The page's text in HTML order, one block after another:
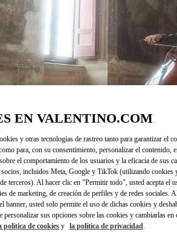
TAB
EN VALENTINO.COM
y otras tecnologías de rastreo tanto para garantizar el
para, con su consentimiento, personalizar el
el comportamiento de los usuarios y la eficacia de sus
incluidos Meta, Google y TikTok (utilizando cookies
terceros). Al hacer clic en "Permitir todo", usted acepta el
de marketing, de creación de perfiles y de redes sociales.
banner, usted solo permite el uso de dichas cookies y
personalizar sus opciones sobre las cookies y cambiarlas
política de cookies y la política de privacidad.